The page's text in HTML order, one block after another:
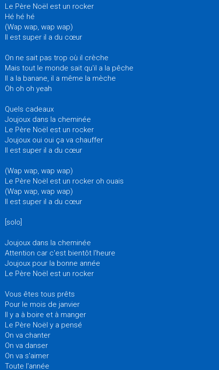
Le Père Noël est un rocker
Hé hé hé
(Wap wap, wap wap)
Il est super il a du cœur
On ne sait pas trop où il crèche
Mais tout le monde sait qu'il a la pêche
Il a la banane, il a même la mèche
Oh oh oh yeah
Quels cadeaux
Joujoux dans la cheminée
Le Père Noël est un rocker
Joujoux oui oui ça va chauffer
Il est super il a du cœur
(Wap wap, wap wap)
Le Père Noël est un rocker oh ouais
(Wap wap, wap wap)
Il est super il a du cœur
[solo]
Joujoux dans la cheminée
Attention car c'est bientôt l'heure
Joujoux pour la bonne année
Le Père Noël est un rocker
Vous êtes tous prêts
Pour le mois de janvier
Il y a à boire et à manger
Le Père Noël y a pensé
On va chanter
On va danser
On va s'aimer
Toute l'année